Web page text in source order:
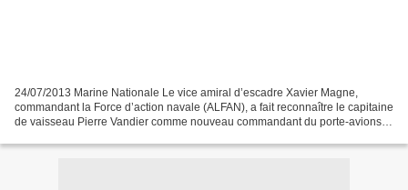
24/07/2013 Marine Nationale Le vice amiral d’escadre Xavier Magne,
commandant la Force d’action navale (ALFAN), a fait reconnaître le capitaine
de vaisseau Pierre Vandier comme nouveau commandant du porte-avions